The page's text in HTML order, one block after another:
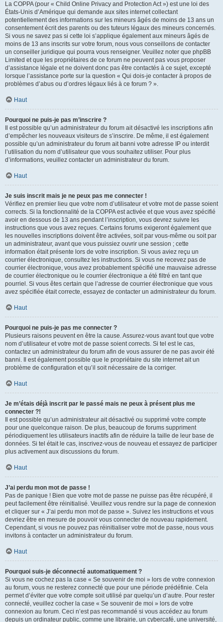
La COPPA (pour « Child Online Privacy and Protection Act ») est une loi des
États-Unis d’Amérique qui demande aux sites internet collectant
potentiellement des informations sur les mineurs âgés de moins de 13 ans un
consentement écrit des parents ou des tuteurs légaux des mineurs concernés.
Si vous ne savez pas si cette loi s’applique également aux mineurs âgés de
moins de 13 ans inscrits sur votre forum, nous vous conseillons de contacter
un conseiller juridique qui pourra vous renseigner. Veuillez noter que phpBB
Limited et que les propriétaires de ce forum ne peuvent pas vous proposer
d’assistance légale et ne doivent donc pas être contactés à ce sujet, excepté
lorsque l’assistance porte sur la question « Qui dois-je contacter à propos de
problèmes d’abus ou d’ordres légaux liés à ce forum ? ».
Haut
Pourquoi ne puis-je pas m’inscrire ?
Il est possible qu’un administrateur du forum ait désactivé les inscriptions afin
d’empêcher les nouveaux visiteurs de s’inscrire. De même, il est également
possible qu’un administrateur du forum ait banni votre adresse IP ou interdit
l’utilisation du nom d’utilisateur que vous souhaitez utiliser. Pour plus
d’informations, veuillez contacter un administrateur du forum.
Haut
Je suis inscrit mais je ne peux pas me connecter !
Vérifiez en premier lieu que votre nom d’utilisateur et votre mot de passe soient
corrects. Si la fonctionnalité de la COPPA est activée et que vous avez spécifié
avoir en dessous de 13 ans pendant l’inscription, vous devrez suivre les
instructions que vous avez reçues. Certains forums exigeront également que
les nouvelles inscriptions doivent être activées, soit par vous-même ou soit par
un administrateur, avant que vous puissiez ouvrir une session ; cette
information était présente lors de votre inscription. Si vous aviez reçu un
courrier électronique, consultez les instructions. Si vous ne recevez pas de
courrier électronique, vous avez probablement spécifié une mauvaise adresse
de courrier électronique ou le courrier électronique a été filtré en tant que
pourriel. Si vous êtes certain que l’adresse de courrier électronique que vous
avez spécifiée était correcte, essayez de contacter un administrateur du forum.
Haut
Pourquoi ne puis-je pas me connecter ?
Plusieurs raisons peuvent en être la cause. Assurez-vous avant tout que votre
nom d’utilisateur et votre mot de passe soient corrects. Si tel est le cas,
contactez un administrateur du forum afin de vous assurer de ne pas avoir été
banni. Il est également possible que le propriétaire du site internet ait un
problème de configuration et qu’il soit nécessaire de la corriger.
Haut
Je m’étais déjà inscrit par le passé mais ne peux à présent plus me
connecter ?!
Il est possible qu’un administrateur ait désactivé ou supprimé votre compte
pour une quelconque raison. De plus, beaucoup de forums suppriment
périodiquement les utilisateurs inactifs afin de réduire la taille de leur base de
données. Si tel était le cas, inscrivez-vous de nouveau et essayez de participer
plus activement aux discussions du forum.
Haut
J’ai perdu mon mot de passe !
Pas de panique ! Bien que votre mot de passe ne puisse pas être récupéré, il
peut facilement être réinitialisé. Veuillez vous rendre sur la page de connexion
et cliquer sur « J’ai perdu mon mot de passe ». Suivez les instructions et vous
devriez être en mesure de pouvoir vous connecter de nouveau rapidement.
Cependant, si vous ne pouvez pas réinitialiser votre mot de passe, nous vous
invitons à contacter un administrateur du forum.
Haut
Pourquoi suis-je déconnecté automatiquement ?
Si vous ne cochez pas la case « Se souvenir de moi » lors de votre connexion
au forum, vous ne resterez connecté que pour une période prédéfinie. Cela
permet d’éviter que votre compte soit utilisé par quelqu’un d’autre. Pour rester
connecté, veuillez cocher la case « Se souvenir de moi » lors de votre
connexion au forum. Ceci n’est pas recommandé si vous accédez au forum
depuis un ordinateur public, comme une librairie, un cybercafé, une université,